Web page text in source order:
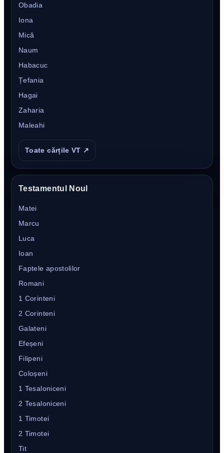
Obadia
Iona
Mică
Naum
Habacuc
Țefania
Hagai
Zaharia
Maleahi
Toate cărțile VT ↗
Testamentul Noul
Matei
Marcu
Luca
Ioan
Faptele apostolilor
Romani
1 Corinteni
2 Corinteni
Galateni
Efeșeni
Filipeni
Coloșeni
1 Tesaloniceni
2 Tesaloniceni
1 Timotei
2 Timotei
Tit